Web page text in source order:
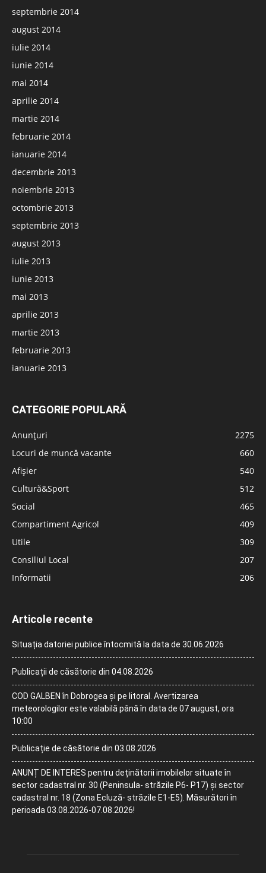
septembrie 2014
august 2014
iulie 2014
iunie 2014
mai 2014
aprilie 2014
martie 2014
februarie 2014
ianuarie 2014
decembrie 2013
noiembrie 2013
octombrie 2013
septembrie 2013
august 2013
iulie 2013
iunie 2013
mai 2013
aprilie 2013
martie 2013
februarie 2013
ianuarie 2013
CATEGORIE POPULARĂ
Anunțuri
2275
Locuri de muncă vacante
660
Afișier
540
Cultură&Sport
512
Social
465
Compartiment Agricol
409
Utile
309
Consiliul Local
207
Informatii
206
Articole recente
Situația datoriei publice întocmită la data de 30.06.2026
Publicații de căsătorie din 04.08.2026
COD GALBEN în Dobrogea și pe litoral. Avertizarea
meteorologilor este valabilă până în data de 07 august, ora
10:00
Publicație de căsătorie din 03.08.2026
ANUNȚ DE INTERES pentru deținătorii imobilelor situate în
sector cadastral nr. 30 (Peninsula- străzile P6- P17) și sector
cadastral nr. 18 (Zona Ecluză- străzile E1-E5). Măsurători în
perioada 03.08.2026-07.08.2026!